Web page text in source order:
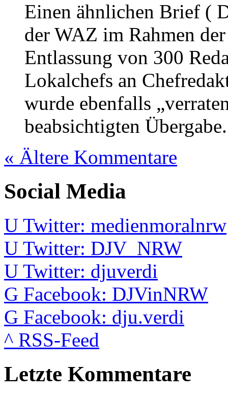
Einen ähnlichen Brief (
der WAZ im Rahmen
Entlassung von 300
Lokalchefs an
wurde ebenfalls
beabsichtigten Übergabe.
« Ältere Kommentare
Social Media
U Twitter: medienmoralnrw
U Twitter: DJV_NRW
U Twitter: djuverdi
G Facebook: DJVinNRW
G Facebook: dju.verdi
^ RSS-Feed
Letzte Kommentare